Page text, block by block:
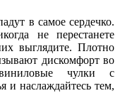
в самое сердечко.
не перестанете
выглядите. Плотно
дискомфорт во
чулки с
и наслаждайтесь тем,